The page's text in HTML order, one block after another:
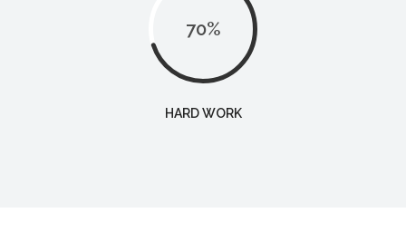
70%
HARD WORK